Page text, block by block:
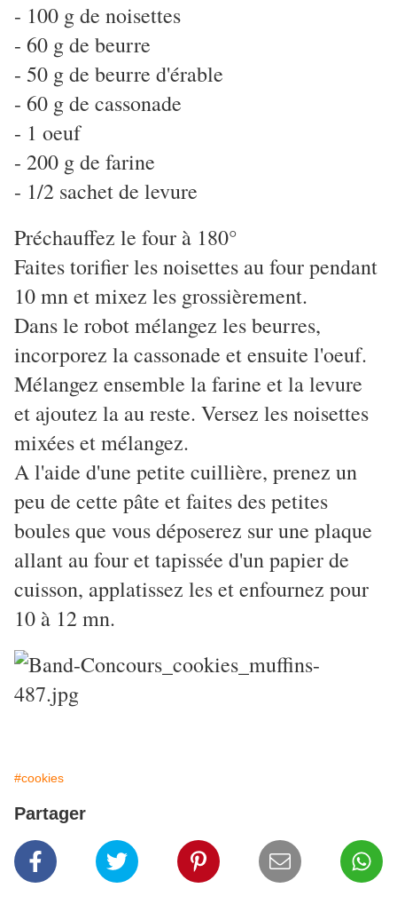
- 100 g de noisettes
- 60 g de beurre
- 50 g de beurre d'érable
- 60 g de cassonade
- 1 oeuf
- 200 g de farine
- 1/2 sachet de levure
Préchauffez le four à 180°
Faites torifier les noisettes au four pendant
10 mn et mixez les grossièrement.
Dans le robot mélangez les beurres,
incorporez la cassonade et ensuite l'oeuf.
Mélangez ensemble la farine et la levure
et ajoutez la au reste. Versez les noisettes
mixées et mélangez.
A l'aide d'une petite cuillière, prenez un
peu de cette pâte et faites des petites
boules que vous déposerez sur une plaque
allant au four et tapissée d'un papier de
cuisson, applatissez les et enfournez pour
10 à 12 mn.
#cookies
Partager